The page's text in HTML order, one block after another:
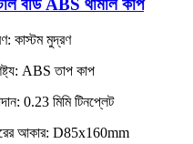
বডি ABS থার্মাল কাপ
কাস্টম মুদ্রণ
ABS তাপ কাপ
0.23 মিমি টিনপ্লেট
আকার: D85x160mm